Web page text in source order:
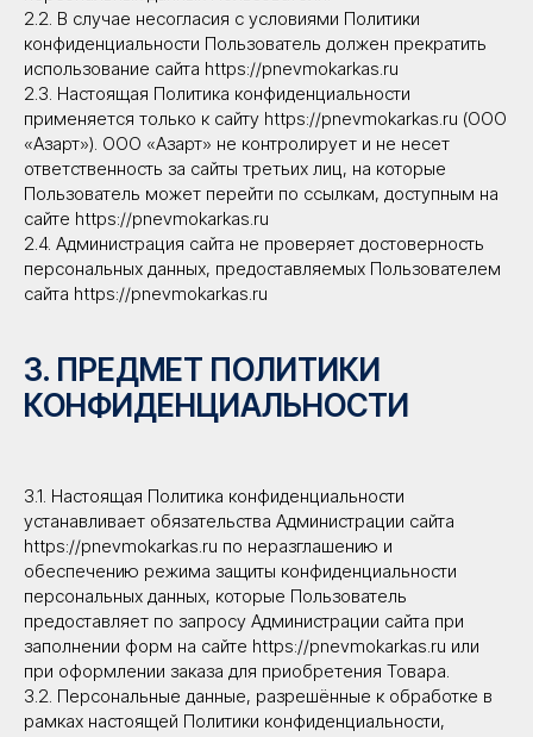
2.2. В случае несогласия с условиями Политики
конфиденциальности Пользователь должен прекратить
использование сайта https://pnevmokarkas.ru
2.3. Настоящая Политика конфиденциальности
применяется только к сайту https://pnevmokarkas.ru (ООО
«Азарт»). ООО «Азарт» не контролирует и не несет
ответственность за сайты третьих лиц, на которые
Пользователь может перейти по ссылкам, доступным на
сайте https://pnevmokarkas.ru
2.4. Администрация сайта не проверяет достоверность
персональных данных, предоставляемых Пользователем
сайта https://pnevmokarkas.ru
3. ПРЕДМЕТ ПОЛИТИКИ
КОНФИДЕНЦИАЛЬНОСТИ
3.1. Настоящая Политика конфиденциальности
устанавливает обязательства Администрации сайта
https://pnevmokarkas.ru по неразглашению и
обеспечению режима защиты конфиденциальности
персональных данных, которые Пользователь
предоставляет по запросу Администрации сайта при
заполнении форм на сайте https://pnevmokarkas.ru или
при оформлении заказа для приобретения Товара.
3.2. Персональные данные, разрешённые к обработке в
рамках настоящей Политики конфиденциальности,